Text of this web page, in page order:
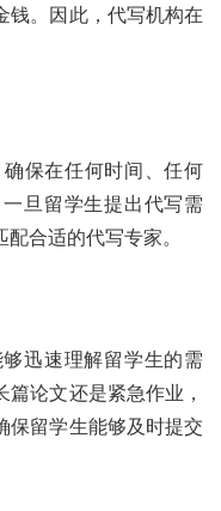
钱。因此，代写机构在
保在任何时间、任何
旦留学生提出代写需
合适的代写专家。
迅速理解留学生的需
论文还是紧急作业，
保留学生能够及时提交